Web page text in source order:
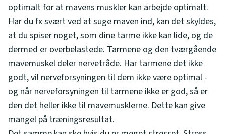
optimalt for at mavens muskler kan arbejde optimalt.
Har du fx svært ved at suge maven ind, kan det skyldes,
at du spiser noget, som dine tarme ikke kan lide, og de
dermed er overbelastede. Tarmene og den tværgående
mavemuskel deler nervetråde. Har tarmene det ikke
godt, vil nerveforsyningen til dem ikke være optimal -
og når nerveforsyningen til tarmene ikke er god, så er
den det heller ikke til mavemusklerne. Dette kan give
mangel på træningsresultat.